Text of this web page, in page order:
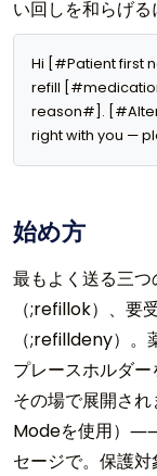
い回しを和らげ
Hi [#Patient first
refill
reason#].
right with you —
始め方
最もよく送る三
（;refillok）、
（;refilldeny）。
プレースホルダ
その場で展開さ
Modeを使用）
セージで。保護